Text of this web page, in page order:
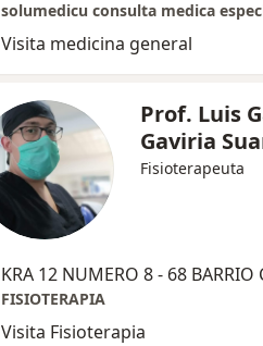
Visita medicina general
Prof. Luis
Gaviria
Fisioterapeuta
FISIOTERAPIA
Visita Fisioterapia